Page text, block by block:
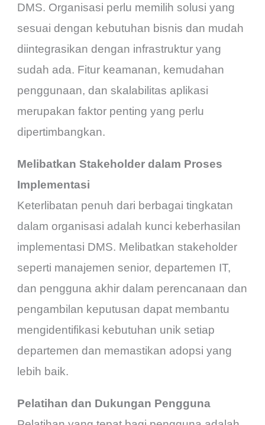
DMS. Organisasi perlu memilih solusi yang
sesuai dengan kebutuhan bisnis dan mudah
diintegrasikan dengan infrastruktur yang
sudah ada. Fitur keamanan, kemudahan
penggunaan, dan skalabilitas aplikasi
merupakan faktor penting yang perlu
dipertimbangkan.
Melibatkan Stakeholder dalam Proses
Implementasi
Keterlibatan penuh dari berbagai tingkatan
dalam organisasi adalah kunci keberhasilan
implementasi DMS. Melibatkan stakeholder
seperti manajemen senior, departemen IT,
dan pengguna akhir dalam perencanaan dan
pengambilan keputusan dapat membantu
mengidentifikasi kebutuhan unik setiap
departemen dan memastikan adopsi yang
lebih baik.
Pelatihan dan Dukungan Pengguna